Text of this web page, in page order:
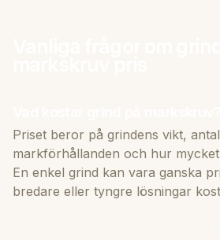
Priset beror på grindens vikt,
markförhållanden och hur
En enkel grind kan vara ganska
bredare eller tyngre lösningar